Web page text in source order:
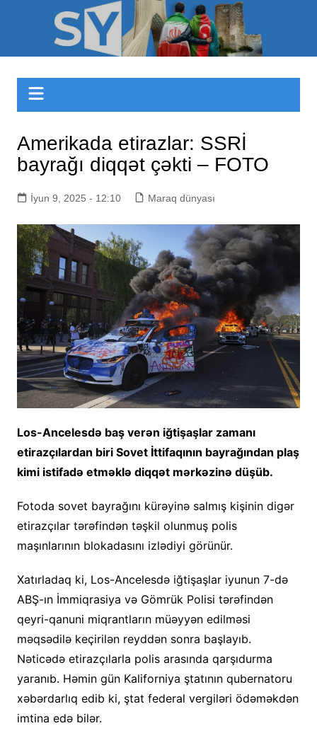
Sizinyol.org
Amerikada etirazlar: SSRİ
bayrağı diqqət çəkti – FOTO
İyun 9, 2025 - 12:10 Maraq dünyası
Los-Ancelesdə baş verən iğtişaşlar zamanı
etirazçılardan biri Sovet İttifaqının bayrağından plaş
kimi istifadə etməklə diqqət mərkəzinə düşüb.
Fotoda sovet bayrağını kürəyinə salmış kişinin digər
etirazçılar tərəfindən təşkil olunmuş polis
maşınlarının blokadasını izlədiyi görünür.
Xatırladaq ki, Los-Ancelesdə iğtişaşlar iyunun 7-də
ABŞ-ın İmmiqrasiya və Gömrük Polisi tərəfindən
qeyri-qanuni miqrantların müəyyən edilməsi
məqsədilə keçirilən reyddən sonra başlayıb.
Nəticədə etirazçılarla polis arasında qarşıdurma
yaranıb. Həmin gün Kaliforniya ştatının qubernatoru
xəbərdarlıq edib ki, ştat federal vergiləri ödəməkdən
imtina edə bilər.